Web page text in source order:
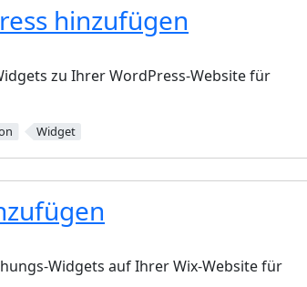
hinzufügen
zu Ihrer WordPress-Website für
Widget
Widgets auf Ihrer Wix-Website für